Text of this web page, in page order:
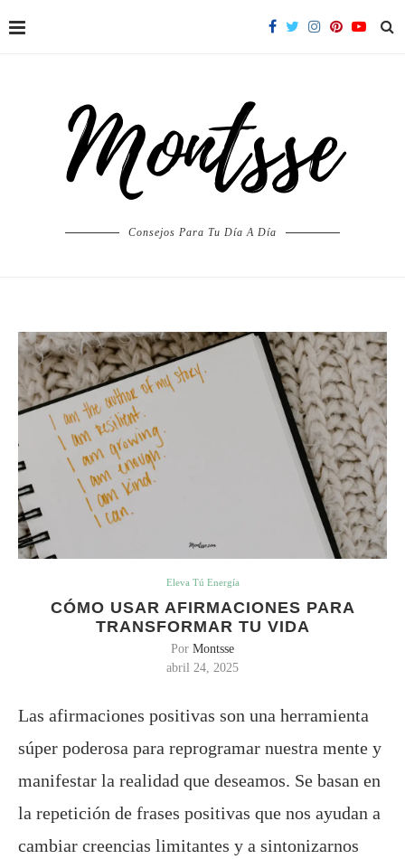
Consejos Para Tu Día A Día
Eleva Tú Energía
CÓMO USAR AFIRMACIONES PARA
TRANSFORMAR TU VIDA
Por Montsse
abril 24, 2025
Las afirmaciones positivas son una herramienta
súper poderosa para reprogramar nuestra mente y
manifestar la realidad que deseamos. Se basan en
la repetición de frases positivas que nos ayudan a
cambiar creencias limitantes y a sintonizarnos